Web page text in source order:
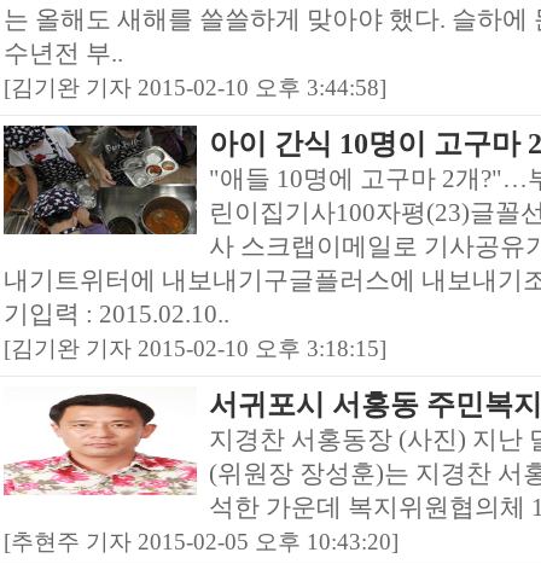
는 올해도 새해를 쓸쓸하게 맞아야 했다. 슬하에
수년전 부..
[김기완 기자 2015-02-10 오후 3:44:58]
아이 간식 10명이 고구마
"애들 10명에 고구마 2개?"…
린이집기사100자평(23)글꼴
사 스크랩이메일로 기사공유
내기트위터에 내보내기구글플러스에 내보내기
기입력 : 2015.02.10..
[김기완 기자 2015-02-10 오후 3:18:15]
서귀포시 서홍동 주민복
지경찬 서홍동장 (사진) 지난
(위원장 장성훈)는 지경찬 서
석한 가운데 복지위원협의체
[추현주 기자 2015-02-05 오후 10:43:20]